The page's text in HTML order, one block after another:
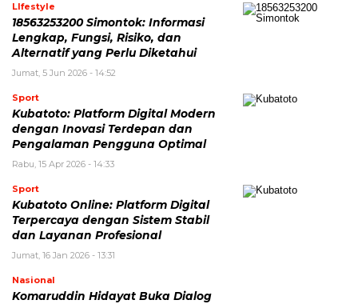
LIfestyle
18563253200 Simontok: Informasi
Lengkap, Fungsi, Risiko, dan
Alternatif yang Perlu Diketahui
Jumat, 5 Jun 2026 - 14:52
Sport
Kubatoto: Platform Digital Modern
dengan Inovasi Terdepan dan
Pengalaman Pengguna Optimal
Rabu, 15 Apr 2026 - 14:33
Sport
Kubatoto Online: Platform Digital
Terpercaya dengan Sistem Stabil
dan Layanan Profesional
Jumat, 16 Jan 2026 - 13:31
Nasional
Komaruddin Hidayat Buka Dialog